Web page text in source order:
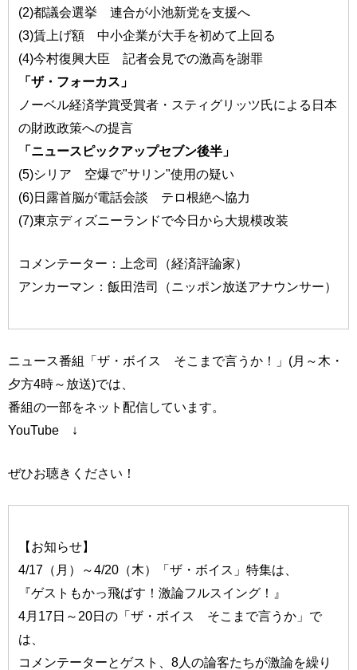
(2)都議会選挙 連合が小池新党を支援へ
(3)賃上げ額 中小企業が大手を初めて上回る
(4)今村復興大臣 記者会見での激高を謝罪
「ザ・フォーカス」
ノーベル経済学賞受賞者・スティグリッツ氏による日本
の財政政策への提言
「ニュースピックアップセブン後半」
(5)シリア 空爆で"サリン"使用の疑い
(6)日露首脳が電話会談 テロ根絶へ協力
(7)東京ディズニーランドで今日から大規模改装
コメンテーター：上念司（経済評論家）
アンカーマン：飯田浩司（ニッポン放送アナウンサー）
ニュース番組「ザ・ボイス そこまで言うか！」(月～木・
夕方4時～放送)では、
番組の一部をネット配信しています。
YouTube ↓
ぜひお聴きください！
【お知らせ】
4/17（月）～4/20（木）「ザ・ボイス」特集は、
『ゲストもかっ飛ばす！激論フルスイング！』
4月17日～20日の「ザ・ボイス そこまで言うか」で
は、
コメンテーターとゲスト、8人の論客たちが激論を繰り